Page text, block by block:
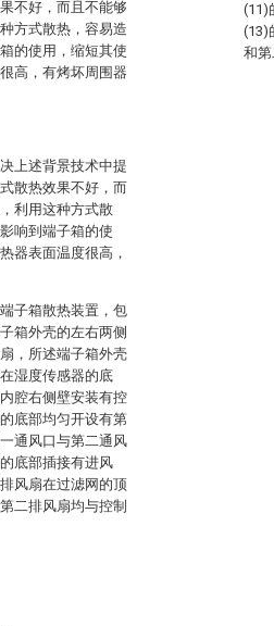
不好，而且不能够
方式散热，容易造
的使用，缩短其使
高，有烤坏周围器
上述背景技术中提
散热效果不好，而
利用这种方式散
响到端子箱的使
器表面温度很高，
子箱散热装置，包
箱外壳的左右两侧
，所述端子箱外壳
湿度传感器的底
腔右侧壁安装有控
底部均匀开设有第
通风口与第二通风
底部插接有进风
风扇在过滤网的顶
二排风扇均与控制
(11)
(13)
和第